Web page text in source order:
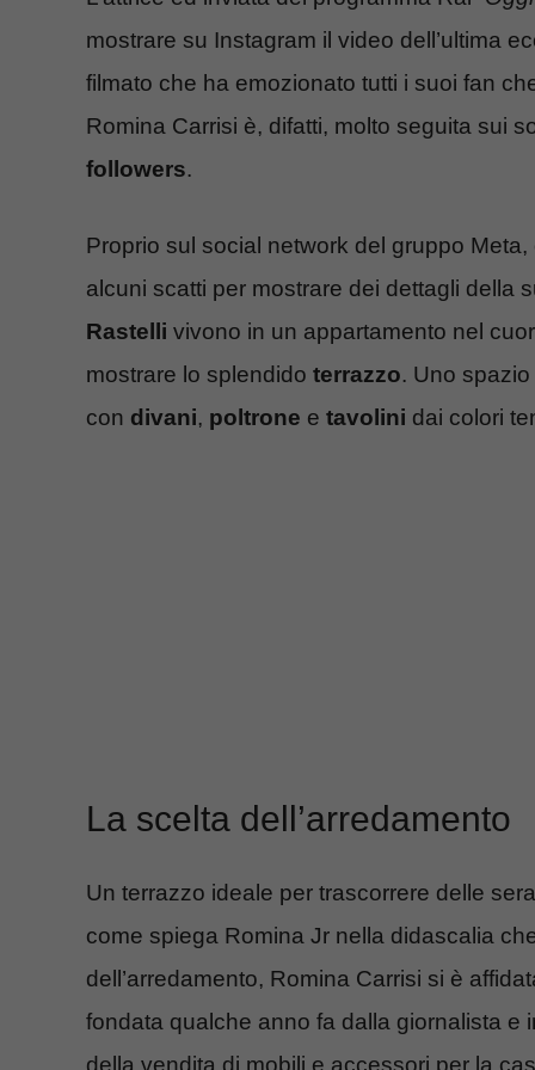
mostrare su Instagram il video dell’ultima
filmato che ha emozionato tutti i suoi fan
Romina Carrisi è, difatti, molto seguita sui
followers.
Proprio sul social network del gruppo
alcuni scatti per mostrare dei dettagli della
Rastelli vivono in un appartamento nel
mostrare lo splendido terrazzo. Uno
con divani, poltrone e tavolini dai colori
La scelta dell’arredamento
Un terrazzo ideale per trascorrere delle
come spiega Romina Jr nella didascalia
dell’arredamento, Romina Carrisi si è
fondata qualche anno fa dalla giornalista e
della vendita di mobili e accessori per la